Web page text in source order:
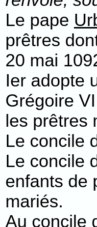
Le pape
prêtres
20 mai
Ier adopte
Grégoire
les prêtres
Le concile
Le concile
enfants de
mariés.
Au concile